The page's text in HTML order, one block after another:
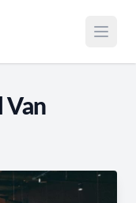
Open
Van